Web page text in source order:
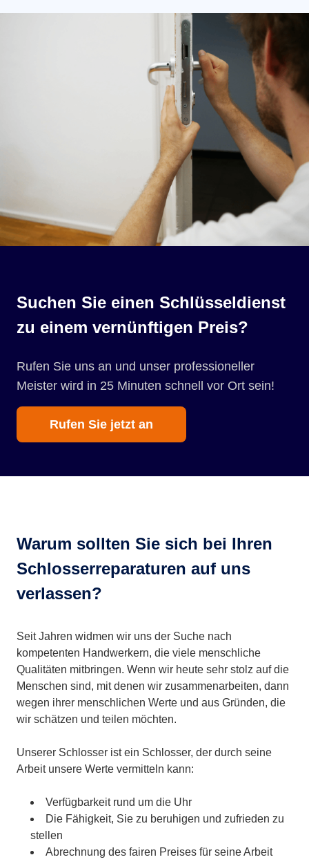
Suchen Sie einen Schlüsseldienst
zu einem vernünftigen Preis?
Rufen Sie uns an und unser professioneller
Meister wird in 25 Minuten schnell vor Ort sein!
Rufen Sie jetzt an
Warum sollten Sie sich bei Ihren
Schlosserreparaturen auf uns
verlassen?
Seit Jahren widmen wir uns der Suche nach
kompetenten Handwerkern, die viele menschliche
Qualitäten mitbringen. Wenn wir heute sehr stolz auf die
Menschen sind, mit denen wir zusammenarbeiten, dann
wegen ihrer menschlichen Werte und aus Gründen, die
wir schätzen und teilen möchten.
Unserer Schlosser ist ein Schlosser, der durch seine
Arbeit unsere Werte vermitteln kann:
Verfügbarkeit rund um die Uhr
Die Fähigkeit, Sie zu beruhigen und zufrieden zu
stellen
Abrechnung des fairen Preises für seine Arbeit